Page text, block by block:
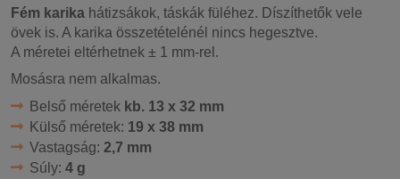
Fém karika hátizsákok, táskák füléhez. Díszíthetők vele
övek is. A karika összetételénél nincs hegesztve.
A méretei eltérhetnek ± 1 mm-rel.
Mosásra nem alkalmas.
Belső méretek kb. 13 x 32 mm
Külső méretek: 19 x 38 mm
Vastagság: 2,7 mm
Súly: 4 g